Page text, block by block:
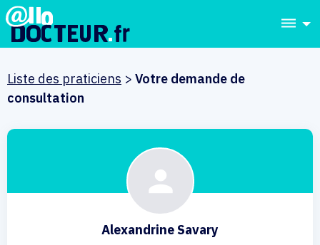
dehaze
Liste des praticiens > Votre demande de
consultation
Alexandrine Savary